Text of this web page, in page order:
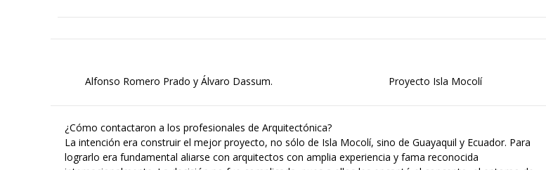
Alfonso Romero Prado y Álvaro Dassum. Proyecto Isla Mocolí
¿Cómo contactaron a los profesionales de Arquitectónica?
La intención era construir el mejor proyecto, no sólo de Isla Mocolí, sino de Guayaquil y Ecuador. Para
lograrlo era fundamental aliarse con arquitectos con amplia experiencia y fama reconocida